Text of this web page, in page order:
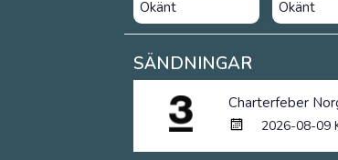
Okänt Okänt
SÄNDNINGAR
Charterfeber
2026-08-09